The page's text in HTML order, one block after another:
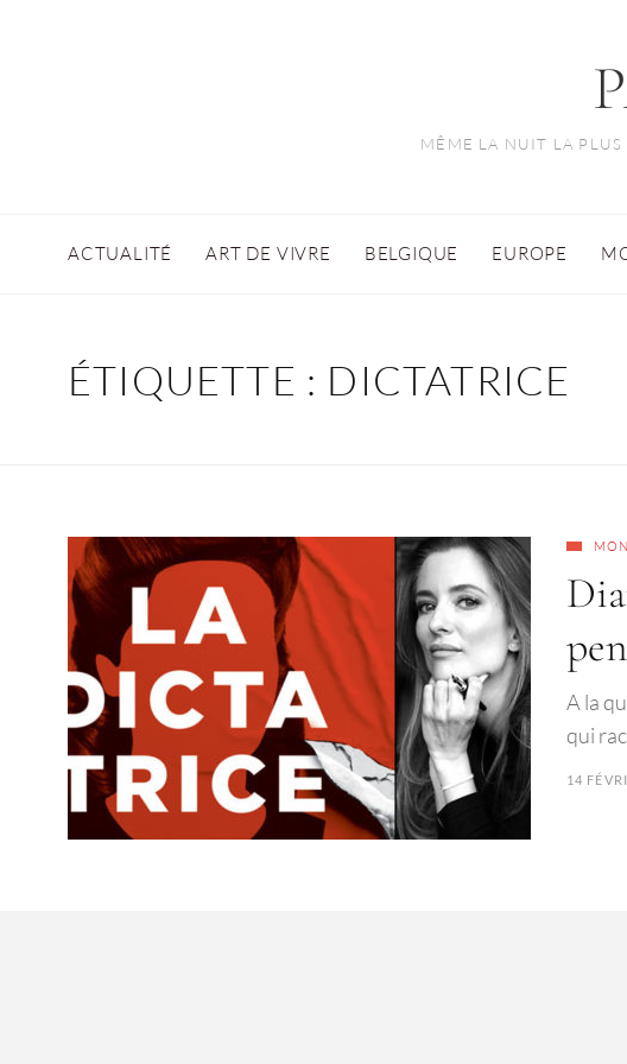
MÊME LA NUIT LA PLUS
ACTUALITÉ ART DE VIVRE BELGIQUE EUROPE
ÉTIQUETTE : DICTATRICE
A la
qui
14